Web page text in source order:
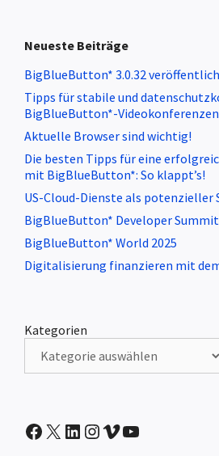
Neueste Beiträge
BigBlueButton* 3.0.32
Tipps für stabile und
BigBlueButton*-Videokonferenzen
Aktuelle Browser sind wichtig!
Die besten Tipps für eine
mit BigBlueButton*: So klappt’s!
US-Cloud-Dienste als
BigBlueButton* Developer Summit
BigBlueButton* World 2025
Digitalisierung finanzieren mit
Kategorien
IntranetBOX auf Facebook
X IntranetBOX auf LinkedIn
IntranetBOX auf Instagram
IntranetBOX auf VimeoIntranetBOX auf Youtube